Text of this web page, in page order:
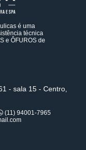
é uma
técnica
e ÔFUROS de
- sala 15 - Centro,
(11) 94001-7965